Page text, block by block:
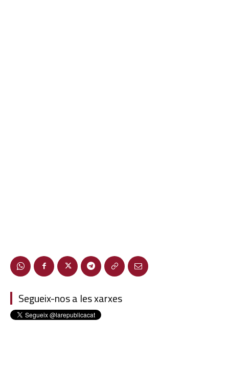
Segueix-nos a les xarxes